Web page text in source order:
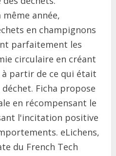
année,
en champignons
parfaitement les
circulaire en créant
partir de ce qui était
Ficha propose
en récompensant le
l'incitation positive
eLichens,
du French Tech